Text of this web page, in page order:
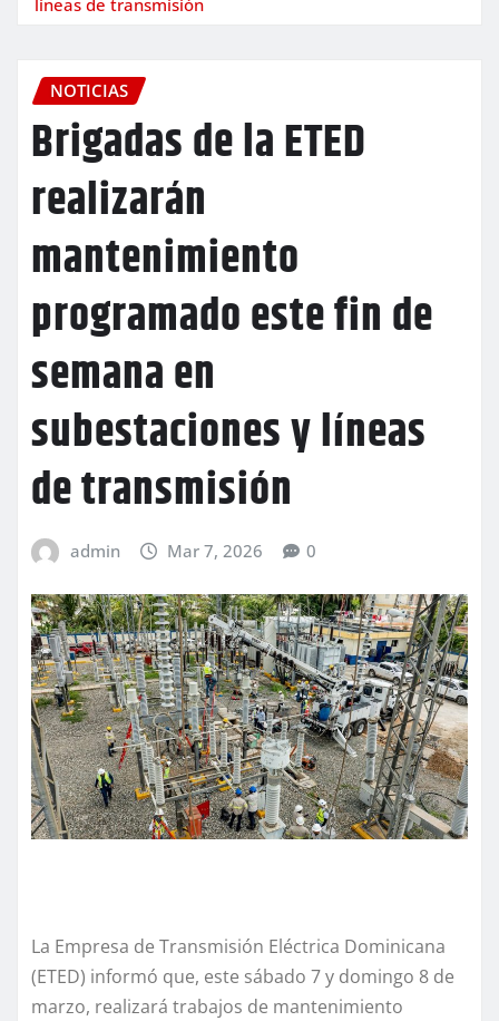
NOTICIAS
Brigadas de la ETED
realizarán
mantenimiento
programado este fin de
semana en
subestaciones y líneas
de transmisión
admin Mar 7, 2026 0
La Empresa de Transmisión Eléctrica Dominicana
(ETED) informó que, este sábado 7 y domingo 8 de
marzo, realizará trabajos de mantenimiento